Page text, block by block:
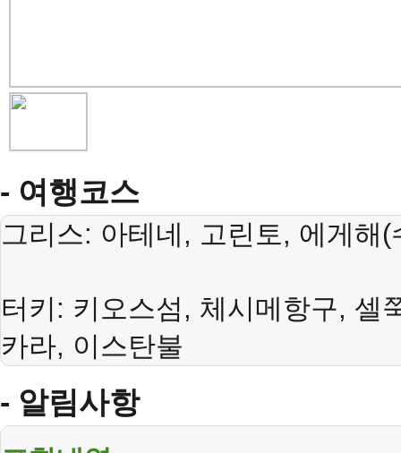
- 여행코스
그리스: 아테네, 고린토, 에게해(
터키: 키오스섬, 체시메항구, 셀
카라, 이스탄불
- 알림사항